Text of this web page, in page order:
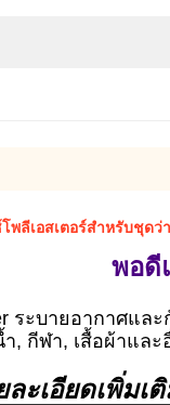
พลีเอสเตอร์สำหรับชุดว่
พอดี
ระบายอากาศแล
, กีฬา, เสื้อผ้าและ
ะเอียดเพิ่มเ